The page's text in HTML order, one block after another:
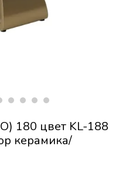
180 цвет KL-188
керамика/